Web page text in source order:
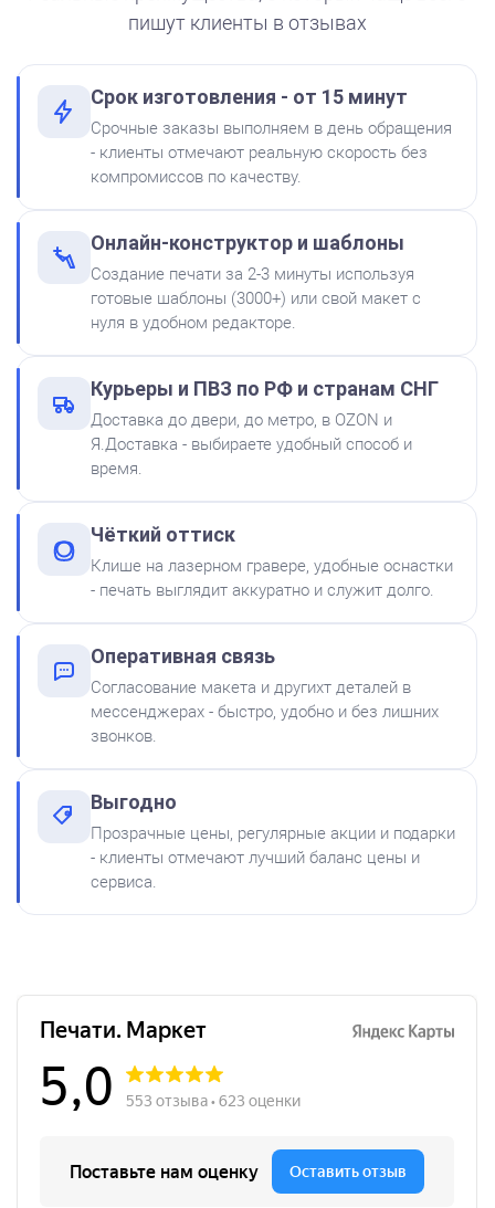
от 550
Печать ООО № Р87
Заказать
от 600
Заказать
от 600
Печать ООО № Р74
Заказать
Краска на водной основе
Shiny S-62 КРАСНАЯ 28ml
300
Shiny SP-2F 88х57мм
500
Краска на водной основе
300
Краска на водной основе
Shiny S-65 ЗЕЛЕНАЯ 28ml
Краска на водной основе
Shiny S-64 ФИОЛЕТОВАЯ
300
пишут клиенты в отзывах
Срок изготовления - от 15 минут
Срочные заказы выполняем в день обращения
- клиенты отмечают реальную скорость без
компромиссов по качеству.
Онлайн-конструктор и шаблоны
Создание печати за 2-3 минуты используя
готовые шаблоны (3000+) или свой макет с
нуля в удобном редакторе.
Курьеры и ПВЗ по РФ и странам СНГ
Доставка до двери, до метро, в OZON и
Я.Доставка - выбираете удобный способ и
время.
Чёткий оттиск
Клише на лазерном гравере, удобные оснастки
- печать выглядит аккуратно и служит долго.
Оперативная связь
Согласование макета и другихт деталей в
мессенджерах - быстро, удобно и без лишних
звонков.
Выгодно
Прозрачные цены, регулярные акции и подарки
- клиенты отмечают лучший баланс цены и
сервиса.